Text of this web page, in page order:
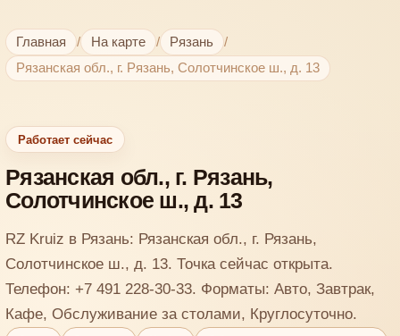
Главная / На карте / Рязань
/
Рязанская обл., г. Рязань, Солотчинское ш., д. 13
Работает сейчас
Рязанская обл., г. Рязань,
Солотчинское ш., д. 13
RZ Kruiz в Рязань: Рязанская обл., г. Рязань,
Солотчинское ш., д. 13. Точка сейчас открыта.
Телефон: +7 491 228-30-33. Форматы: Авто, Завтрак,
Кафе, Обслуживание за столами, Круглосуточно.